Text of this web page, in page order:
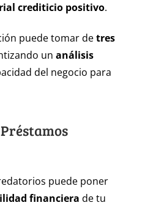
crediticio positivo.
puede tomar detres
un análisis
del negocio para
puede poner
financiera de tu